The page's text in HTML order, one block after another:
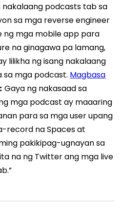
nakalaang podcasts tab sa
sa mga reverse engineer
ng mga mobile app para
na ginagawa pa lamang,
lilikha ng isang nakalaang
sa mga podcast. Magbasa
Gaya ng nakasaad sa
mga podcast ay maaaring
para sa mga user upang
record na Spaces at
pakikipag-ugnayan sa
na ng Twitter ang mga live